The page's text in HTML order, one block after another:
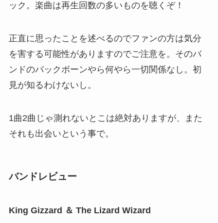
ック。楽曲は再生回数の多いものを聴くぞ！
正直に思ったことを述べるのでファンの方は気分
を害する可能性がありますのでご注意を。そのバ
ンドのバックボーンやら何やら一切関係なし。初
見が知るわけないし。
1曲2曲じゃ測れないとこは絶対ありますが、また
それも出会いという事で。
バンドレビュー
King Gizzard ＆ The Lizard Wizard